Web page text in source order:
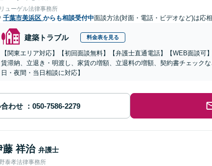
ューゲル法律事務所
千葉市美浜区 からも相談受付中面談方法(対面・電話・ビデオなど)は応
建築トラブル 料金表を見る
【関東エリア対応】【初回面談無料】【弁護士直通電話】【WEB面談可
賃滞納、立退き・明渡し、家賃の増額、立退料の増額、契約書チェック
日・夜間・当日相談に対応】
わせ
藤 祥治 弁護士
泰孝法律事務所